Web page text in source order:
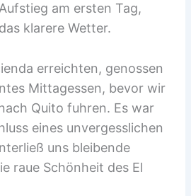
am ersten Tag,
klarere Wetter.
erreichten, genossen
Mittagessen, bevor wir
Quito fuhren. Es war
eines unvergesslichen
uns bleibende
raue Schönheit des El